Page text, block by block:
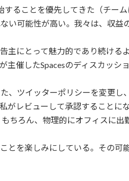
ることを優先してきた（チー
い可能性が高い。我々は、収
主にとって魅力的であり続ける
主催したSpacesのディスカッシ
、ツイッターポリシーを変更
がレビューして承認することに
ちろん、物理的にオフィスに
とを楽しみにしている。その可